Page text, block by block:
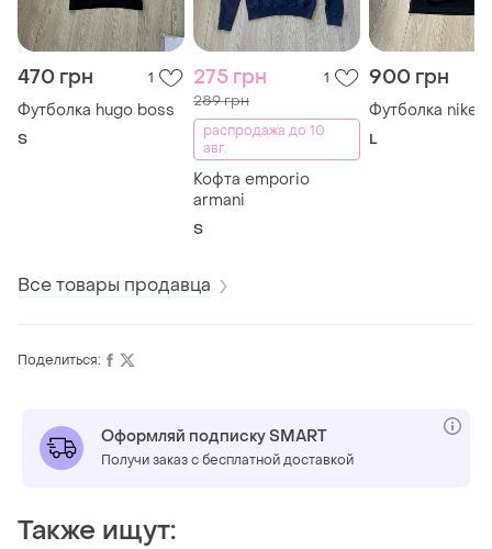
470 грн 1
Футболка hugo boss
S
275 грн 1
289 грн
распродажа до 10
авг.
Кофта emporio
armani
S
900 грн
Футболка nike
L
Все товары продавца
Поделиться:
Оформляй подписку SMART
Получи заказ с бесплатной доставкой
Также ищут: